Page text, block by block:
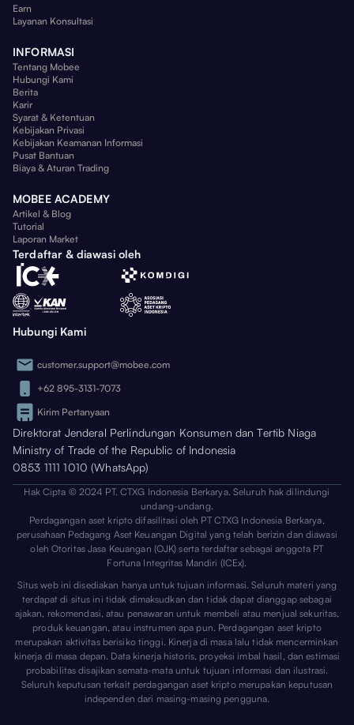
Earn
Layanan Konsultasi
INFORMASI
Tentang Mobee
Hubungi Kami
Berita
Karir
Syarat & Ketentuan
Kebijakan Privasi
Kebijakan Keamanan Informasi
Pusat Bantuan
Biaya & Aturan Trading
MOBEE ACADEMY
Artikel & Blog
Tutorial
Laporan Market
Terdaftar & diawasi oleh
Hubungi Kami
customer.support@mobee.com
+62 895-3131-7073
Kirim Pertanyaan
Direktorat Jenderal Perlindungan Konsumen dan Tertib Niaga
Ministry of Trade of the Republic of Indonesia
0853 1111 1010 (WhatsApp)
Hak Cipta © 2024 PT. CTXG Indonesia Berkarya. Seluruh hak dilindungi
undang-undang.
Perdagangan aset kripto difasilitasi oleh PT CTXG Indonesia Berkarya,
perusahaan Pedagang Aset Keuangan Digital yang telah berizin dan diawasi
oleh Otoritas Jasa Keuangan (OJK) serta terdaftar sebagai anggota PT
Fortuna Integritas Mandiri (ICEx).
Situs web ini disediakan hanya untuk tujuan informasi. Seluruh materi yang
terdapat di situs ini tidak dimaksudkan dan tidak dapat dianggap sebagai
ajakan, rekomendasi, atau penawaran untuk membeli atau menjual sekuritas,
produk keuangan, atau instrumen apa pun. Perdagangan aset kripto
merupakan aktivitas berisiko tinggi. Kinerja di masa lalu tidak mencerminkan
kinerja di masa depan. Data kinerja historis, proyeksi imbal hasil, dan estimasi
probabilitas disajikan semata-mata untuk tujuan informasi dan ilustrasi.
Seluruh keputusan terkait perdagangan aset kripto merupakan keputusan
independen dari masing-masing pengguna.